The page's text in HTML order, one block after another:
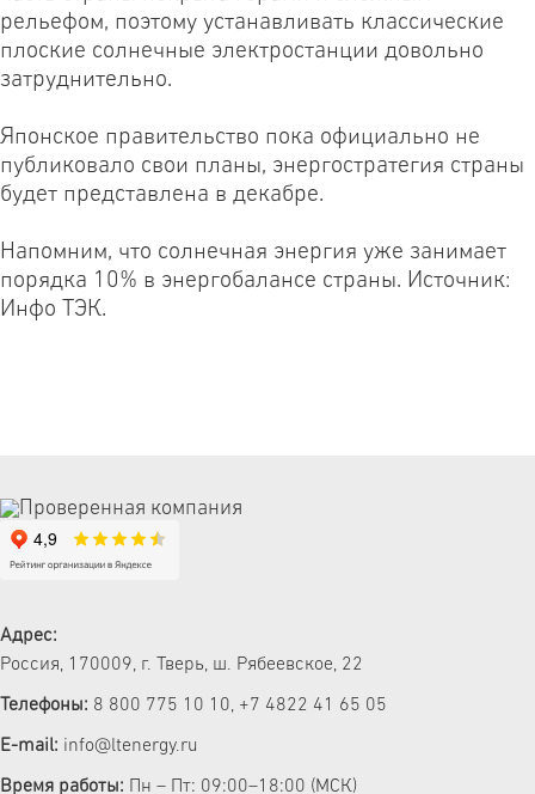
рельефом, поэтому устанавливать классические
плоские солнечные электростанции довольно
затруднительно.
Японское правительство пока официально не
публиковало свои планы, энергостратегия страны
будет представлена в декабре.
Напомним, что солнечная энергия уже занимает
порядка 10% в энергобалансе страны. Источник:
Инфо ТЭК.
Адрес:
Россия, 170009, г. Тверь, ш. Рябеевское, 22
Телефоны: 8 800 775 10 10, +7 4822 41 65 05
E-mail: info@ltenergy.ru
Время работы: Пн – Пт: 09:00–18:00 (МСК)